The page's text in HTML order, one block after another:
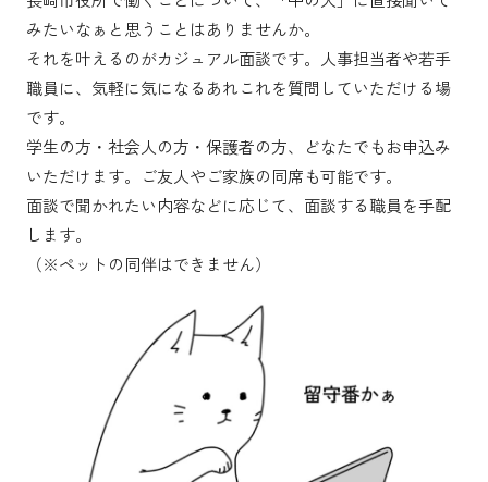
みたいなぁと思うことはありませんか。
それを叶えるのがカジュアル面談です。人事担当者や若手
職員に、気軽に気になるあれこれを質問していただける場
です。
学生の方・社会人の方・保護者の方、どなたでもお申込み
いただけます。ご友人やご家族の同席も可能です。
面談で聞かれたい内容などに応じて、面談する職員を手配
します。
（※ペットの同伴はできません）